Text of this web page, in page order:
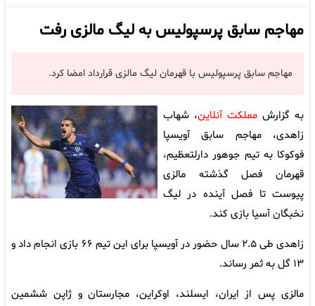
مهاجم سابق پرسپولیس به لیگ مالزی رفت
مهاجم سابق پرسپولیس با قهرمان لیگ مالزی قرارداد امضا کرد.
به گزارش مملکت آنلاین، شهاب
زاهدی، مهاجم سابق آویسپا
فوکوکا به تیم جوهور دارلتعظیم،
قهرمان فصل گذشته مالزی
پیوست تا فصل آینده در لیگ
نخبگان آسیا بازی کند.
زاهدی طی ۲.۵ سال حضور در آویسپا برای این تیم ۶۶ بازی انجام داد و
۱۳ گل به ثمر رساند.
مالزی پس از ایران، ایسلند، اوکراین، مجارستان و ژاپن ششمین